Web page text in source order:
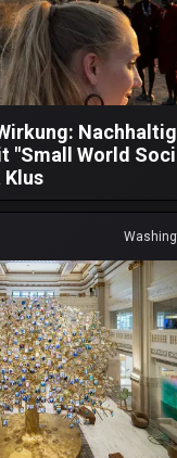
"Small World
Klus